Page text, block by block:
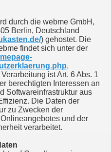
durch die webme GmbH,
Berlin, Deutschland
) gehostet. Die
findet sich unter der
.
ist Art. 6 Abs. 1
berechtigten Interessen an
Softwareinfrastruktur aus
Die Daten der
zu Zwecken der
und der
verarbeitet.